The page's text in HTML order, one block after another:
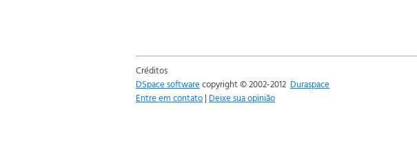
Créditos
DSpace softwarecopyright © 2002-2012 Duraspace
Entre em contato | Deixe sua opinião